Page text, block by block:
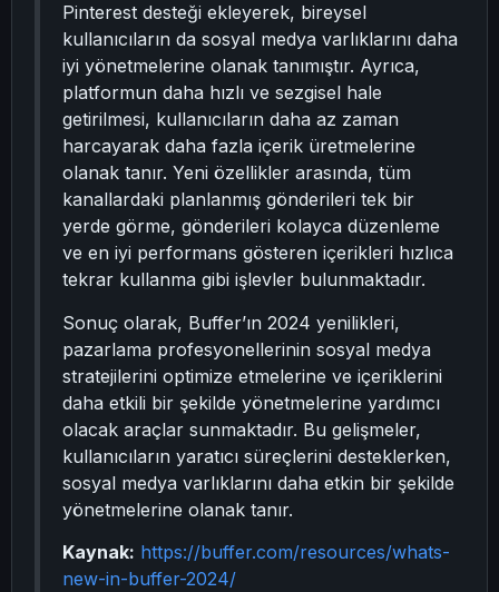
Pinterest desteği ekleyerek, bireysel
kullanıcıların da sosyal medya varlıklarını daha
iyi yönetmelerine olanak tanımıştır. Ayrıca,
platformun daha hızlı ve sezgisel hale
getirilmesi, kullanıcıların daha az zaman
harcayarak daha fazla içerik üretmelerine
olanak tanır. Yeni özellikler arasında, tüm
kanallardaki planlanmış gönderileri tek bir
yerde görme, gönderileri kolayca düzenleme
ve en iyi performans gösteren içerikleri hızlıca
tekrar kullanma gibi işlevler bulunmaktadır.
Sonuç olarak, Buffer’ın 2024 yenilikleri,
pazarlama profesyonellerinin sosyal medya
stratejilerini optimize etmelerine ve içeriklerini
daha etkili bir şekilde yönetmelerine yardımcı
olacak araçlar sunmaktadır. Bu gelişmeler,
kullanıcıların yaratıcı süreçlerini desteklerken,
sosyal medya varlıklarını daha etkin bir şekilde
yönetmelerine olanak tanır.
Kaynak: https://buffer.com/resources/whats-
new-in-buffer-2024/